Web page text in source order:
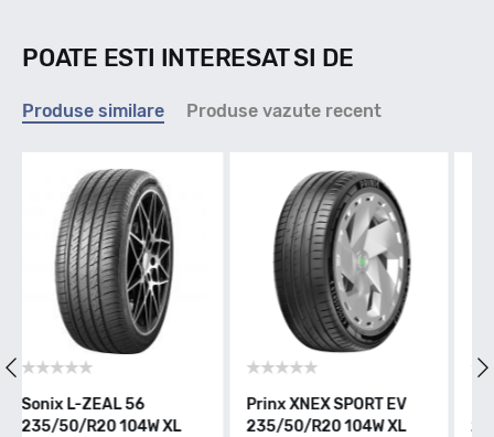
Indice viteza
Y - max 300km/h
Indice greutate
104
POATE ESTI INTERESAT SI DE
Produse similare Produse vazute recent
Prinx XNEX SPORT EV
235/50/R20 104W XL
Nexen NFERA SPORT
235/50/R20 104Y XL
GT